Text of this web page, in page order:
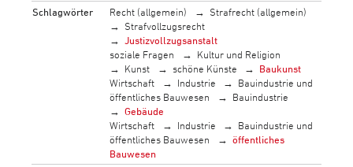
Schlagwörter
Recht (allgemein)
Strafrecht (allgemein)
Strafvollzugsrecht
Justizvollzugsanstalt
soziale Fragen
Kultur und Religion
Kunst
schöne Künste
Baukunst
Wirtschaft
Industrie
Bauindustrie und
öffentliches Bauwesen
Bauindustrie
Gebäude
Wirtschaft
Industrie
Bauindustrie und
öffentliches Bauwesen
öffentliches
Bauwesen